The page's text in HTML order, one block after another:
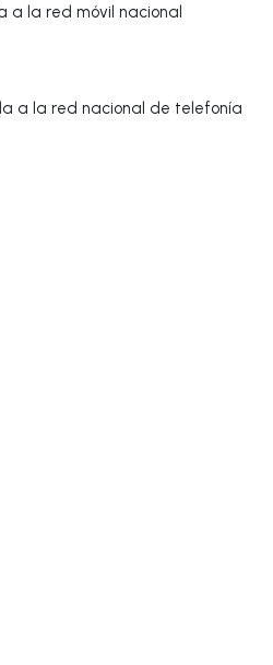
a la red móvil nacional
a la red nacional de telefonía